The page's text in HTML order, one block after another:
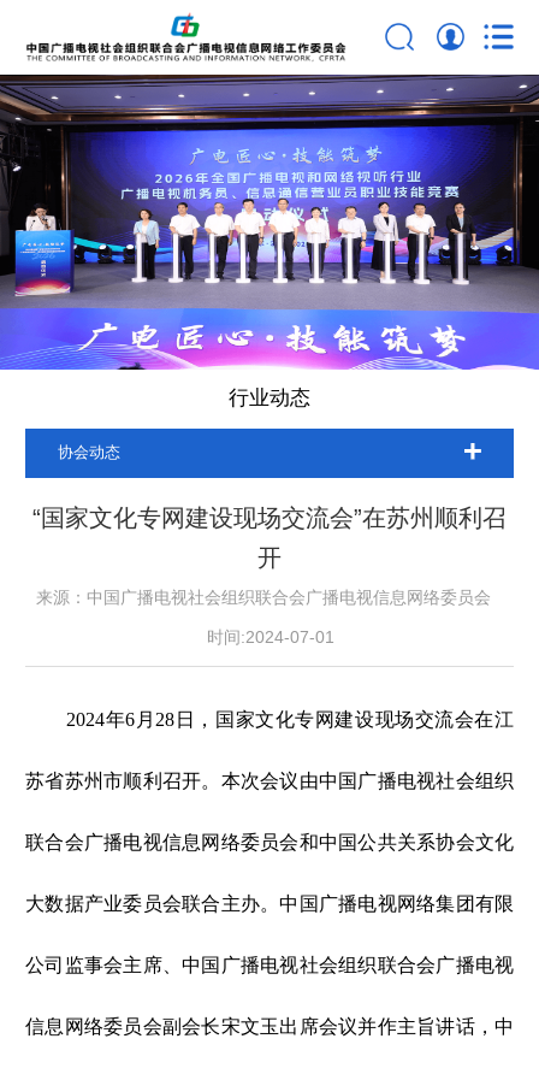
行业动态
协会动态
“国家文化专网建设现场交流会”在苏州顺利召
开
来源：中国广播电视社会组织联合会广播电视信息网络委员会
时间:2024-07-01
2024年6月28日，国家文化专网建设现场交流会在江
苏省苏州市顺利召开。本次会议由中国广播电视社会组织
联合会广播电视信息网络委员会和中国公共关系协会文化
大数据产业委员会联合主办。中国广播电视网络集团有限
公司监事会主席、中国广播电视社会组织联合会广播电视
信息网络委员会副会长宋文玉出席会议并作主旨讲话，中